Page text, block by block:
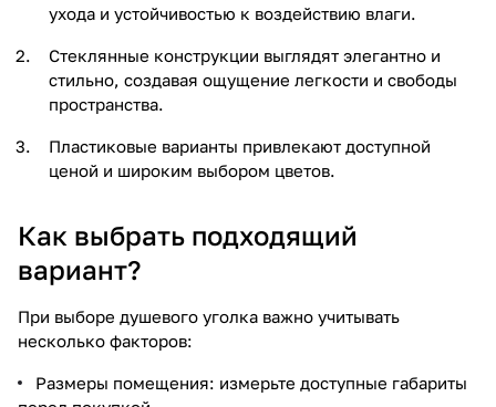
ухода и устойчивостью к воздействию влаги.
Стеклянные конструкции выглядят элегантно и
стильно, создавая ощущение легкости и свободы
пространства.
Пластиковые варианты привлекают доступной
ценой и широким выбором цветов.
Как выбрать подходящий
вариант?
При выборе душевого уголка важно учитывать
несколько факторов:
Размеры помещения: измерьте доступные габариты